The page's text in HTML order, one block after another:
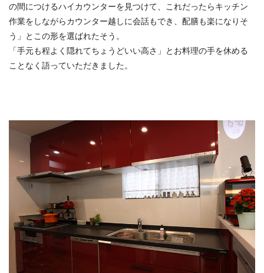
の間につけるハイカウンターを見つけて、これだったらキッチン
作業をしながらカウンター越しに会話もでき、配膳も楽になりそ
う」とこの形を選ばれたそう。
「手元も程よく隠れてちょうどいい高さ」とお料理の手を休める
ことなく語っていただきました。